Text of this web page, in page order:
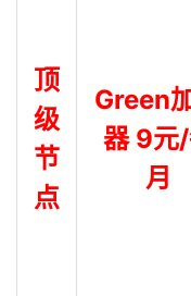
顶
级
节
点
Green
器 9元
月